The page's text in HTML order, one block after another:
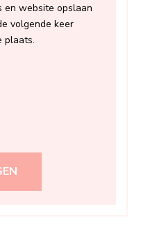
en website opslaan
volgende keer
plaats.